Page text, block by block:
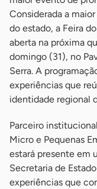
Considerada a
do estado, a Feira
aberta na próxima
domingo (31), no
Serra. A
experiências que
identidade regional
Parceiro
Micro e Pequenas
estará presente em
Secretaria de
experiências que